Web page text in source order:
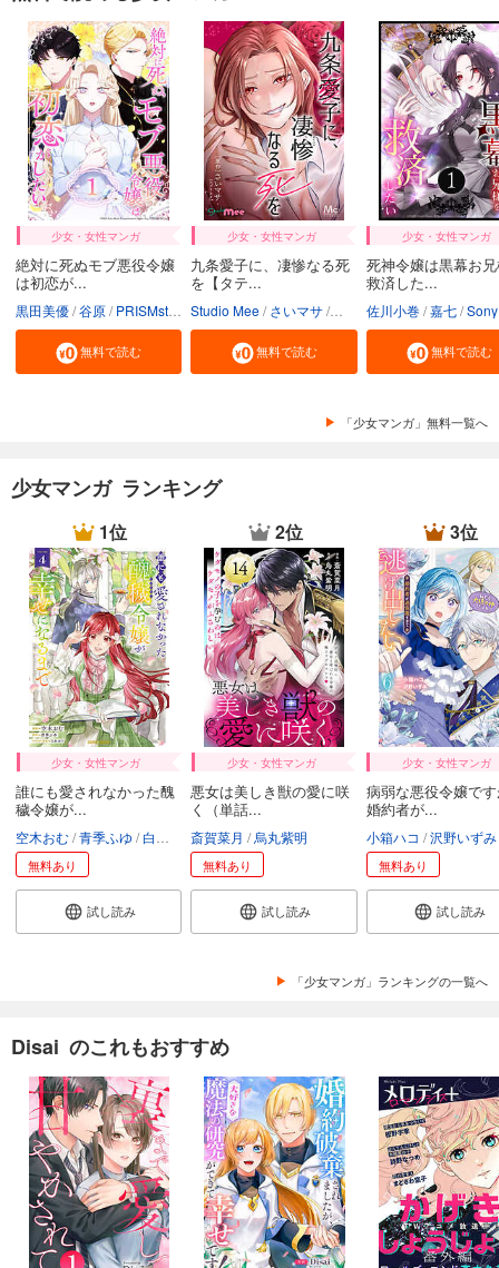
少女・女性マンガ
絶対に死ぬモブ悪役令嬢
は初恋が...
黒田美優 谷原 PRISMstudio Sony Music Entertainment（Japan） Inc.
無料で読む
少女・女性マンガ
九条愛子に、凄惨なる死
を【タテ...
Studio Mee さいマサ 送料込 真森人互
無料で読む
少女・女性マンガ
死神令嬢は黒幕お
救済した...
佐川小巻 嘉七 Sony Music Entertainment（Japan
無料で読む
「少女マンガ」無料一覧へ
少女マンガ ランキング
1位
少女・女性マンガ
誰にも愛されなかった醜
穢令嬢が...
空木おむ 青季ふゆ 白谷ゆう
無料あり
試し読み
2位
少女・女性マンガ
悪女は美しき獣の愛に咲
く（単話...
斎賀菜月 烏丸紫明
無料あり
試し読み
3位
少女・女性マンガ
病弱な悪役令嬢で
婚約者が...
小箱ハコ 沢野いずみ
無料あり
試し読み
「少女マンガ」ランキングの一覧へ
Disai のこれもおすすめ